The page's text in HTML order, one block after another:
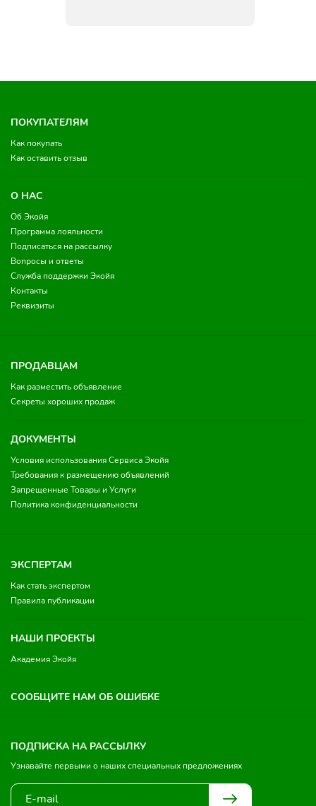
ПОКУПАТЕЛЯМ
Как покупать
Как оставить отзыв
О НАС
Об Экойя
Программа лояльности
Подписаться на рассылку
Вопросы и ответы
Служба поддержки Экойя
Контакты
Реквизиты
ПРОДАВЦАМ
Как разместить объявление
Секреты хороших продаж
ДОКУМЕНТЫ
Условия использования Сервиса Экойя
Требования к размещению объявлений
Запрещенные Товары и Услуги
Политика конфиденциальности
ЭКСПЕРТАМ
Как стать экспертом
Правила публикации
НАШИ ПРОЕКТЫ
Академия Экойя
СООБЩИТЕ НАМ ОБ ОШИБКЕ
ПОДПИСКА НА РАССЫЛКУ
Узнавайте первыми о наших специальных предложениях